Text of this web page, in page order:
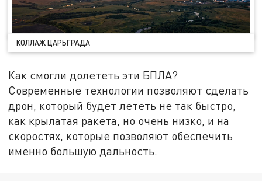
КОЛЛАЖ ЦАРЬГРАДА
Как смогли долететь эти БПЛА?
Современные технологии позволяют сделать
дрон, который будет лететь не так быстро,
как крылатая ракета, но очень низко, и на
скоростях, которые позволяют обеспечить
именно большую дальность.